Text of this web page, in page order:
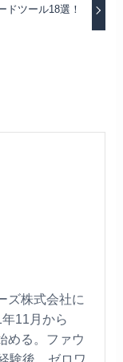
ドツール18選！
ズ株式会社に
11月から
める。ファウ
験後、ゼロワ